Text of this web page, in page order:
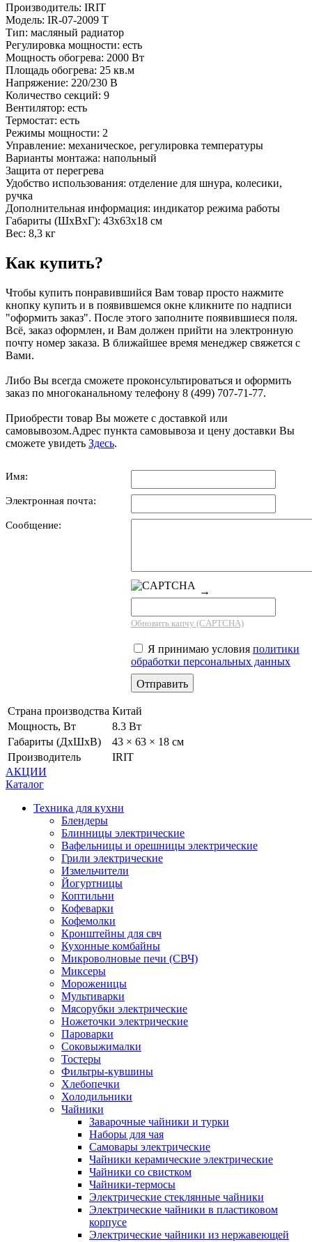
Производитель: IRIT
Модель: IR-07-2009 Т
Тип: масляный радиатор
Регулировка мощности: есть
Мощность обогрева: 2000 Вт
Площадь обогрева: 25 кв.м
Напряжение: 220/230 В
Количество секций: 9
Вентилятор: есть
Термостат: есть
Режимы мощности: 2
Управление: механическое, регулировка температуры
Варианты монтажа: напольный
Защита от перегрева
Удобство использования: отделение для шнура, колесики,
ручка
Дополнительная информация: индикатор режима работы
Габариты (ШхВхГ): 43x63x18 см
Вес: 8,3 кг
Как купить?
Чтобы купить понравившийся Вам товар просто нажмите
кнопку купить и в появившемся окне кликните по надписи
"оформить заказ". После этого заполните появившиеся поля.
Всё, заказ оформлен, и Вам должен прийти на электронную
почту номер заказа. В ближайшее время менеджер свяжется с
Вами.
Либо Вы всегда сможете проконсультироваться и оформить
заказ по многоканальному телефону 8 (499) 707-71-77.
Приобрести товар Вы можете с доставкой или
самовывозом.Адрес пункта самовывоза и цену доставки Вы
сможете увидеть Здесь.
Имя:
Электронная почта:
Сообщение:
→
Обновить капчу (CAPTCHA)
Я принимаю условия политики
обработки персональных данных
Страна производства Китай
Мощность, Вт
8.3 Вт
Габариты (ДхШхВ)
43 × 63 × 18 см
Производитель
IRIT
АКЦИИ
Каталог
Техника для кухни
Блендеры
Блинницы электрические
Вафельницы и орешницы электрические
Грили электрические
Измельчители
Йогуртницы
Коптильни
Кофеварки
Кофемолки
Кронштейны для свч
Кухонные комбайны
Микроволновые печи (СВЧ)
Миксеры
Мороженицы
Мультиварки
Мясорубки электрические
Ножеточки электрические
Пароварки
Соковыжималки
Тостеры
Фильтры-кувшины
Хлебопечки
Холодильники
Чайники
Заварочные чайники и турки
Наборы для чая
Самовары электрические
Чайники керамические электрические
Чайники со свистком
Чайники-термосы
Электрические стеклянные чайники
Электрические чайники в пластиковом
корпусе
Электрические чайники из нержавеющей